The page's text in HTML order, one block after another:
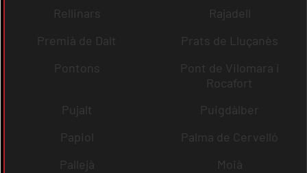
Rellinars
Rajadell
Premià de Dalt
Prats de Lluçanès
Pontons
Pont de Vilomara i
Rocafort
Pujalt
Puigdàlber
Papiol
Palma de Cervelló
Pallejà
Moià